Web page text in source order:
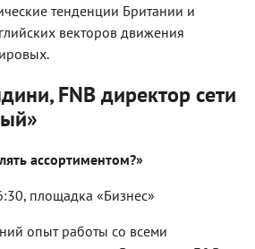
тенденции Британии и
векторов движения
FNB директор сети
ассортиментом?»
площадка «Бизнес»
опыт работы со всеми